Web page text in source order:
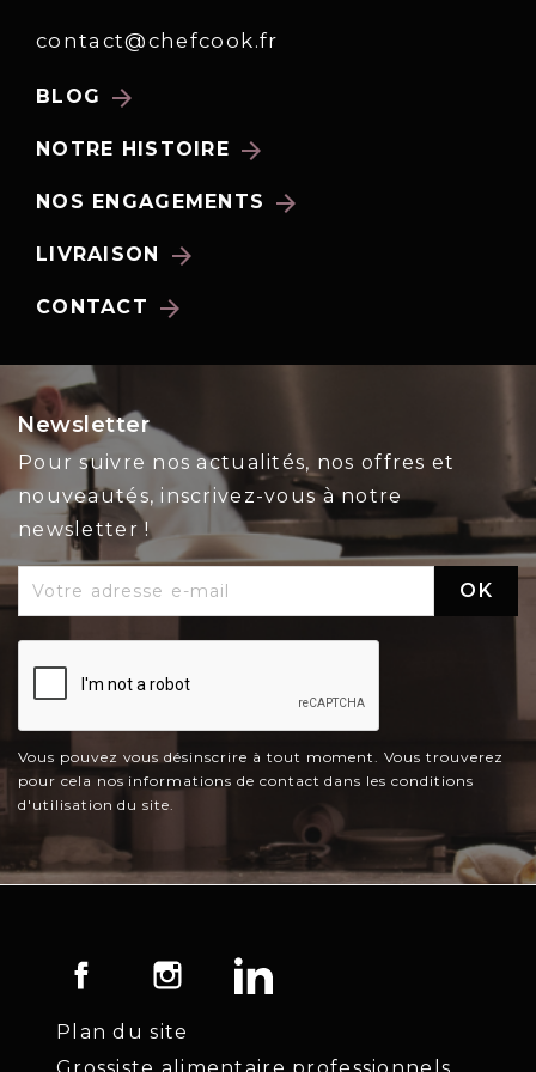
contact@chefcook.fr
BLOG arrow_forward
NOTRE HISTOIRE arrow_forward
NOS ENGAGEMENTS arrow_forward
LIVRAISON arrow_forward
CONTACT arrow_forward
Newsletter
Pour suivre nos actualités, nos offres et
nouveautés, inscrivez-vous à notre
newsletter !
Vous pouvez vous désinscrire à tout moment. Vous trouverez
pour cela nos informations de contact dans les conditions
d'utilisation du site.
Facebook Instagram
Plan du site